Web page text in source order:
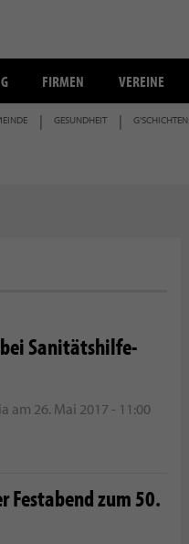
GESUNDHEIT G'SCHICHTEN
FIRMEN VEREINE
Sanitätshilfe-
am 26. Mai 2017 - 11:00
Festabend zum 50.